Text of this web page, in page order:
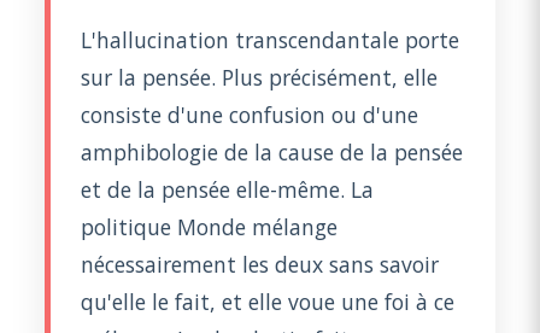
L'hallucination transcendantale porte
sur la pensée. Plus précisément, elle
consiste d'une confusion ou d'une
amphibologie de la cause de la pensée
et de la pensée elle-même. La
politique Monde mélange
nécessairement les deux sans savoir
qu'elle le fait, et elle voue une foi à ce